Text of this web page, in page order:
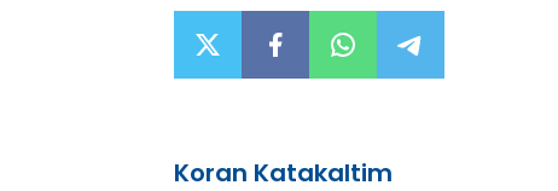
Koran Katakaltim